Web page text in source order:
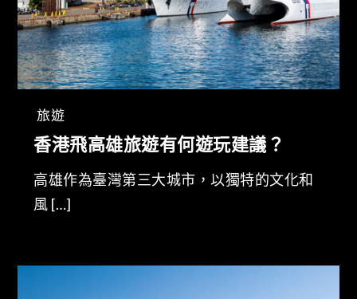
旅遊
香港飛高雄旅遊有何遊玩建議？
高雄作為臺灣第三大城市，以獨特的文化和
風 […]